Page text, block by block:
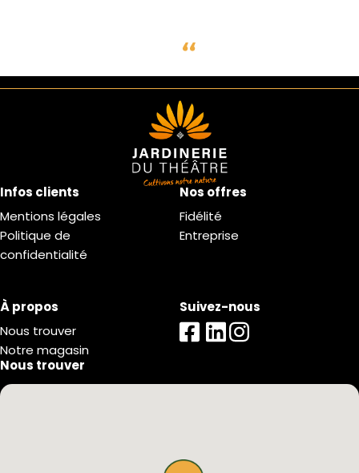
Infos clients
Mentions légales
Politique de
confidentialité
Nos offres
Fidélité
Entreprise
À propos
Nous trouver
Notre magasin
Suivez-nous
Nous trouver